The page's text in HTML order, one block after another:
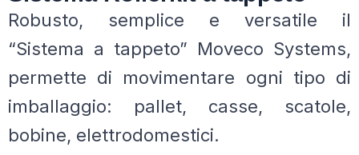
Robusto, semplice e versatile il
“Sistema a tappeto” Moveco Systems,
permette di movimentare ogni tipo di
imballaggio: pallet, casse, scatole,
bobine, elettrodomestici.